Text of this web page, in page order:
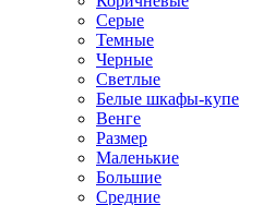
Серые
Темные
Черные
Светлые
Белые шкафы-купе
Венге
Размер
Маленькие
Большие
Средние